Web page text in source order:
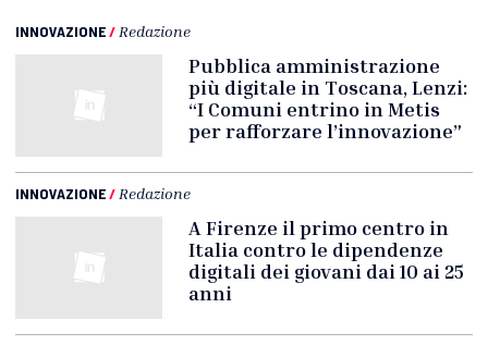
INNOVAZIONE/ Redazione
Pubblica amministrazione
più digitale in Toscana, Lenzi:
“I Comuni entrino in Metis
per rafforzare l’innovazione”
INNOVAZIONE/ Redazione
A Firenze il primo centro in
Italia contro le dipendenze
digitali dei giovani dai 10 ai 25
anni